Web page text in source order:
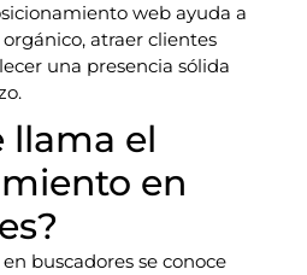
web ayuda a
atraer clientes
una presencia sólida
llama el
en
buscadores se conoce